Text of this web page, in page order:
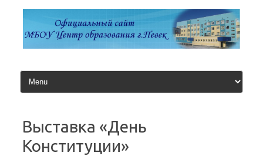
содержимому
Выставка «День
Конституции»